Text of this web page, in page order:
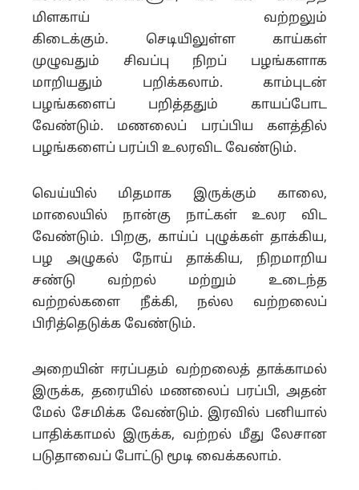
மிளகாய் வற்றலும்
கிடைக்கும். செடியிலுள்ள காய்கள்
முழுவதும் சிவப்பு நிறப் பழங்களாக
மாறியதும் பறிக்கலாம். காம்புடன்
பழங்களைப் பறித்ததும் காயப்போட
வேண்டும். மணலைப் பரப்பிய களத்தில்
பழங்களைப் பரப்பி உலரவிட வேண்டும்.
வெய்யில் மிதமாக இருக்கும் காலை,
மாலையில் நான்கு நாட்கள் உலர விட
வேண்டும். பிறகு, காய்ப் புழுக்கள் தாக்கிய,
பழ அழுகல் நோய் தாக்கிய, நிறமாறிய
சண்டு வற்றல் மற்றும் உடைந்த
வற்றல்களை நீக்கி, நல்ல வற்றலைப்
பிரித்தெடுக்க வேண்டும்.
அறையின் ஈரப்பதம் வற்றலைத் தாக்காமல்
இருக்க, தரையில் மணலைப் பரப்பி, அதன்
மேல் சேமிக்க வேண்டும். இரவில் பனியால்
பாதிக்காமல் இருக்க, வற்றல் மீது லேசான
படுதாவைப் போட்டு மூடி வைக்கலாம்.